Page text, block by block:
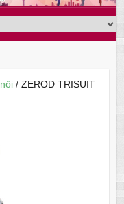
női/ ZEROD TRISUIT